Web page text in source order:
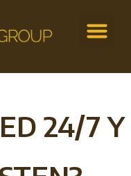
24/7 Y